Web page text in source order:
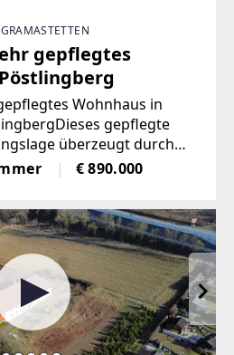
gepflegtes
Wohnhaus in
gepflegte
überzeugt durch
und
Mit einer
€ 890.000